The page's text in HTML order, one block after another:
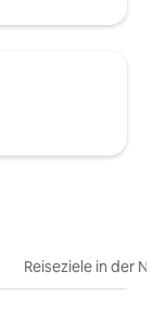
Reiseziele in der